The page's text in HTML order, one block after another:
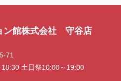
ン館株式会社 守谷店
71
土日祭10:00～19:00